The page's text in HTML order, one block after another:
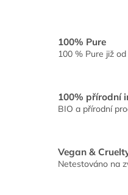
100% Pure
100 % Pure již
100% přírodní
BIO a přírodní
Vegan &
Netestováno na